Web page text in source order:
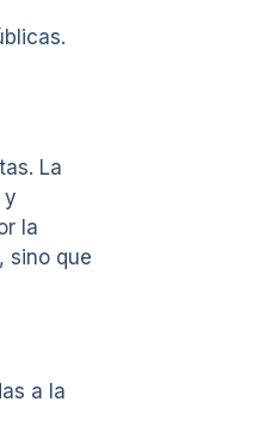
La
y
la
sino que
a la